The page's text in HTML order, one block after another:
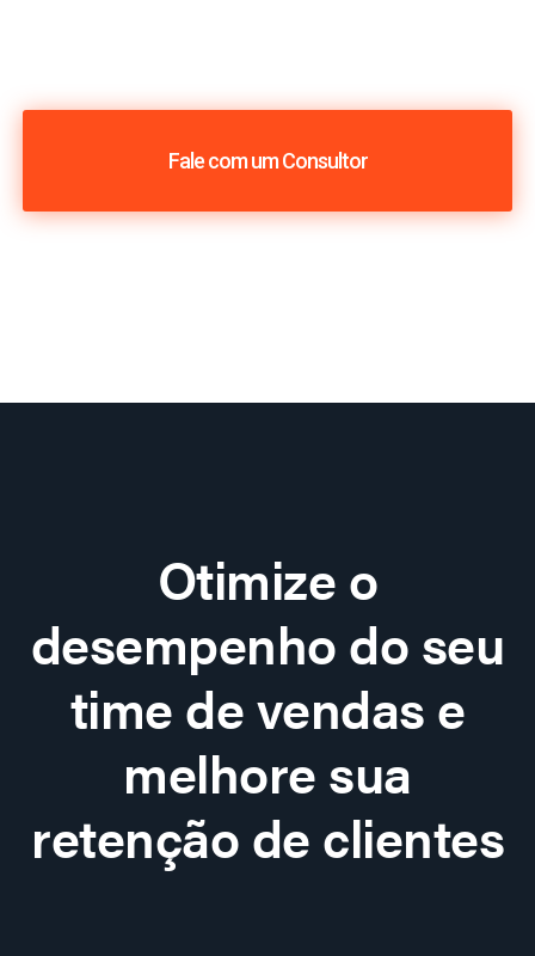
Fale com um Consultor
Otimize o
desempenho do seu
time de vendas e
melhore sua
retenção de clientes